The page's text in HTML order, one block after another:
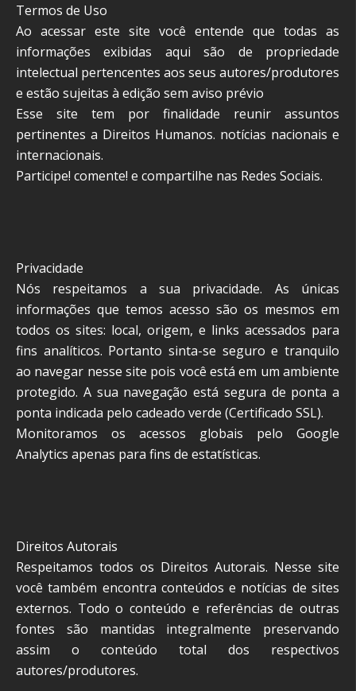
Termos de Uso
Ao acessar este site você entende que todas as
informações exibidas aqui são de propriedade
intelectual pertencentes aos seus autores/produtores
e estão sujeitas à edição sem aviso prévio
Esse site tem por finalidade reunir assuntos
pertinentes a Direitos Humanos. notícias nacionais e
internacionais.
Participe! comente! e compartilhe nas Redes Sociais.
Privacidade
Nós respeitamos a sua privacidade. As únicas
informações que temos acesso são os mesmos em
todos os sites: local, origem, e links acessados para
fins analíticos. Portanto sinta-se seguro e tranquilo
ao navegar nesse site pois você está em um ambiente
protegido. A sua navegação está segura de ponta a
ponta indicada pelo cadeado verde (Certificado SSL).
Monitoramos os acessos globais pelo Google
Analytics apenas para fins de estatísticas.
Direitos Autorais
Respeitamos todos os Direitos Autorais. Nesse site
você também encontra conteúdos e notícias de sites
externos. Todo o conteúdo e referências de outras
fontes são mantidas integralmente preservando
assim o conteúdo total dos respectivos
autores/produtores.